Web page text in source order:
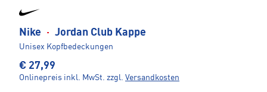
Nike · Jordan Club Kappe
Unisex Kopfbedeckungen
€ 27,99
Onlinepreis inkl. MwSt. zzgl. Versandkosten